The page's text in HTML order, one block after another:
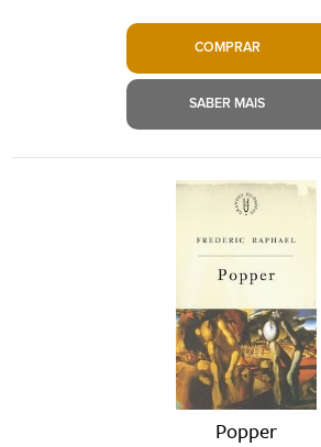
COMPRAR
SABER MAIS
Popper